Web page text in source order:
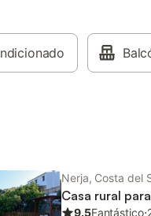
Nerja, Costa del
Casa rural
9.5Fantástico⋅